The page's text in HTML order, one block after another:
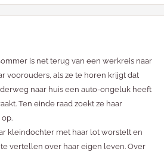
is net terug van een werkreis naar
voorouders, als ze te horen krijgt dat
naar huis een auto-ongeluk heeft
Ten einde raad zoekt ze haar
kleindochter met haar lot worstelt en
vertellen over haar eigen leven. Over